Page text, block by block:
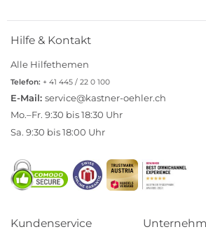
Hilfe & Kontakt
Alle Hilfethemen
Telefon: + 41 445 / 22 0 100
E-Mail: service@kastner-oehler.ch
Mo.–Fr. 9:30 bis 18:30 Uhr
Sa. 9:30 bis 18:00 Uhr
Kundenservice